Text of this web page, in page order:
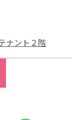
ナント２階